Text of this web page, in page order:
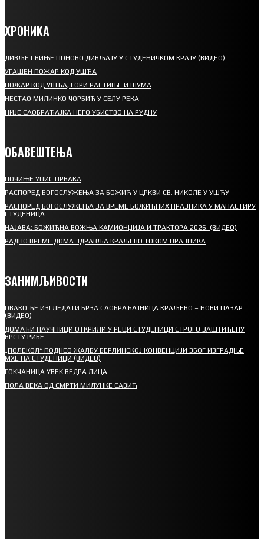
ХРОНИКА
ДИВЉЕ СВИЊЕ ПОНОВО ДИВЉАЈУ У СТУДЕНИЧКОМ КРАЈУ (ВИДЕО)
УГАШЕН ПОЖАР КОД УШЋА
ПОЖАР КОД УШЋА, ГОРИ РАСТИЊЕ И ШУМА
НЕСТАО МИЛИНКО ЧОРБИЋ У СЕЛУ РЕКА
НИЈЕ САОБРАЋАЈКА НЕГО УБИСТВО НА РУДНУ
ОБАВЕШТЕЊА
ПОЧИЊЕ УПИС ПРВАКА
РАСПОРЕД БОГОСЛУЖЕЊА ЗА БОЖИЋ У ЦРКВИ СВ. НИКОЛЕ У УШЋУ
РАСПОРЕД БОГОСЛУЖЕЊА ЗА ВРЕМЕ БОЖИЋНИХ ПРАЗНИКА У МАНАСТИРУ
СТУДЕНИЦА
НАЈАВА: БОЖИЋНА ВОЖЊА КАМИОНЏИЈА И ТРАКТОРА 2026. (ВИДЕО)
РАДНО ВРЕМЕ ДОМА ЗДРАВЉА КРАЉЕВО ТОКОМ ПРАЗНИКА
ЗАНИМЉИВОСТИ
ОВАКО ЋЕ ИЗГЛЕДАТИ БРЗА САОБРАЋАЈНИЦА КРАЉЕВО – НОВИ ПАЗАР
(ВИДЕО)
ДОМАЋИ НАУЧНИЦИ ОТКРИЛИ У РЕЦИ СТУДЕНИЦИ СТРОГО ЗАШТИЋЕНУ
ВРСТУ РИБЕ
„ПОЛЕКОЛ“ ПОДНЕО ЖАЛБУ БЕРЛИНСКОЈ КОНВЕНЦИЈИ ЗБОГ ИЗГРАДЊЕ
МХЕ НА СТУДЕНИЦИ (ВИДЕО)
ГОКЧАНИЦА УВЕК ВЕДРА ЛИЦА
ПОЛА ВЕКА ОД СМРТИ МИЛУНКЕ САВИЋ